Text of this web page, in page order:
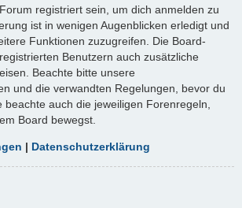
registriert sein, um dich anmelden zu
ist in wenigen Augenblicken erledigt und
Funktionen zuzugreifen. Die Board-
Benutzern auch zusätzliche
Beachte bitte unsere
und die verwandten Regelungen, bevor du
beachte auch die jeweiligen Forenregeln,
Board bewegst.
| Datenschutzerklärung